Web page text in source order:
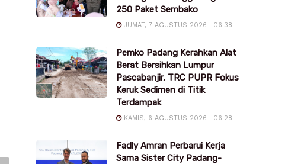
250 Paket Sembako
JUMAT, 7 AGUSTUS 2026 | 06:38
Pemko Padang Kerahkan Alat
Berat Bersihkan Lumpur
Pascabanjir, TRC PUPR Fokus
Keruk Sedimen di Titik
Terdampak
KAMIS, 6 AGUSTUS 2026 | 06:28
Fadly Amran Perbarui Kerja
Sama Sister City Padang-